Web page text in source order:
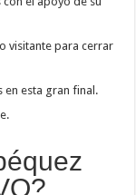
visitante para cerrar
en esta gran final.